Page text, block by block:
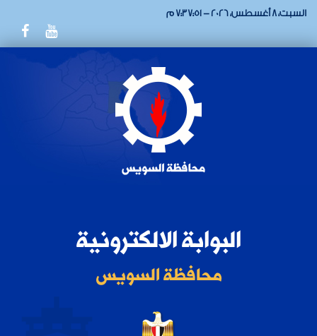
السبت، 8 أغسطس، 2026 - 7:37:51 م
البوابة الالكترونية
محافظة السويس